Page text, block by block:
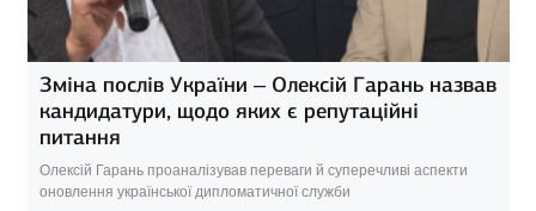
Зміна послів України – Олексій Гарань назвав
кандидатури, щодо яких є репутаційні
питання
Олексій Гарань проаналізував переваги й суперечливі аспекти
оновлення української дипломатичної служби